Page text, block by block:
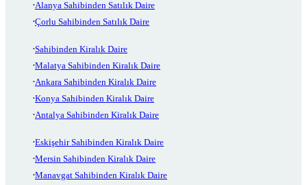
Alanya Sahibinden Satılık Daire
Çorlu Sahibinden Satılık Daire
Sahibinden Kiralık Daire
Malatya Sahibinden Kiralık Daire
Ankara Sahibinden Kiralık Daire
Konya Sahibinden Kiralık Daire
Antalya Sahibinden Kiralık Daire
Eskişehir Sahibinden Kiralık Daire
Mersin Sahibinden Kiralık Daire
Manavgat Sahibinden Kiralık Daire